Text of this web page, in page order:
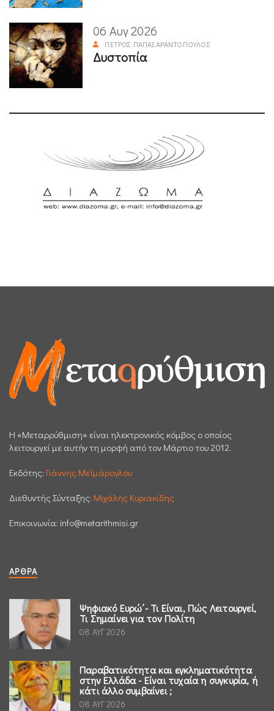
06 Αυγ 2026
ΠΈΤΡΟΣ ΠΑΠΑΣΑΡΑΝΤΌΠΟΥΛΟΣ
Δυστοπία
H «Μεταρρύθμιση» είναι ηλεκτρονικός κόμβος ο οποίος
λειτουργεί με αυτήν τη μορφή από τον Μάρτιο του 2012.
Εκδότης: Γιάννης Μεϊμάρογλου
Διεθυντής Σύνταξης: Μιχάλης Κυριακίδης
Επικοινωνία: info@metarithmisi.gr
ΆΡΘΡΑ
Ψηφιακό Ευρώ΄- Τι Είναι, Πώς Λειτουργεί,
Τι Σημαίνει για τον Πολίτη
08 ΑΥΓ 2026
Παραβατικότητα και εγκληματικότητα
στην Ελλάδα - Είναι τυχαία η συγκυρία, ή
κάτι άλλο συμβαίνει ;
08 ΑΥΓ 2026